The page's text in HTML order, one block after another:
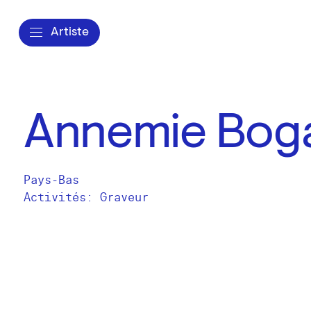
Artiste
Annemie
Pays-Bas
Activités: Graveur